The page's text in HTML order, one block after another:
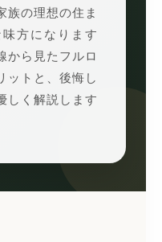
族の理想の住ま
方になります
から見たフルロ
ットと、後悔し
しく解説します